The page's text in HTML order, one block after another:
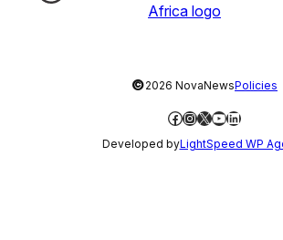
©2026 NovaNewsPolicies
Facebook
Instagram
X YouTube
LinkedIn
Developed byLightSpeed WP